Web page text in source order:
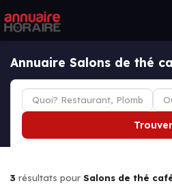
Annuaire Salons de thé
Trouver
3 résultats pour Salons de thé